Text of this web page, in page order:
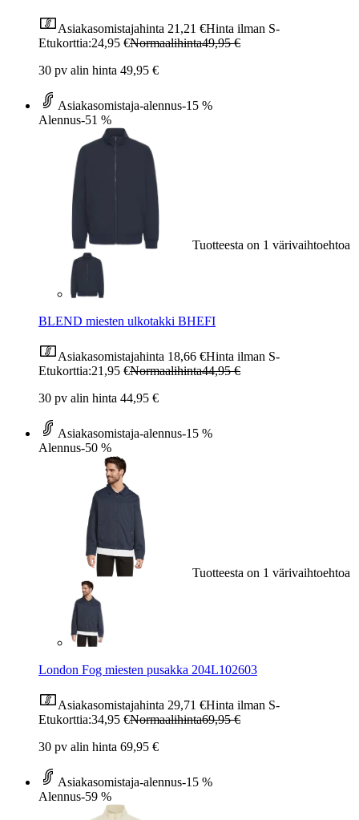
Asiakasomistajahinta 21,21 €Hinta ilman S-
Etukorttia:24,95 €Normaalihinta49,95 €
30 pv alin hinta 49,95 €
Asiakasomistaja-alennus-15 %
Alennus-51 %
Tuotteesta on 1 värivaihtoehtoa
BLEND miesten ulkotakki BHEFI
Asiakasomistajahinta 18,66 €Hinta ilman S-
Etukorttia:21,95 €Normaalihinta44,95 €
30 pv alin hinta 44,95 €
Asiakasomistaja-alennus-15 %
Alennus-50 %
Tuotteesta on 1 värivaihtoehtoa
London Fog miesten pusakka 204L102603
Asiakasomistajahinta 29,71 €Hinta ilman S-
Etukorttia:34,95 €Normaalihinta69,95 €
30 pv alin hinta 69,95 €
Asiakasomistaja-alennus-15 %
Alennus-59 %